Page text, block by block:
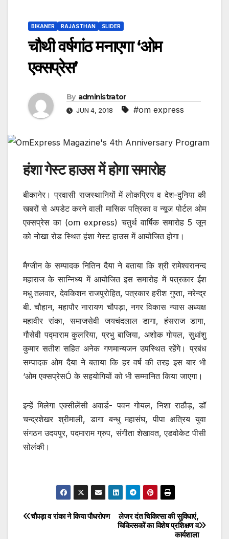
BIKANER RAJASTHAN SLIDER
चौथी वर्षगांठ मनाएगा ‘ओम
एक्सप्रेस’
By administrator
JUN 4, 2018 #om express
हंशा गेस्ट हाउस में होगा समारोह
बीकानेर। प्रवासी राजस्थानियों में लोकप्रिय व देश-दुनिया की
खबरों से अपडेट करने वाली मासिक पत्रिका व न्यूज पोर्टल ओम
एक्सप्रेस का (om express) चतुर्थ वार्षिक समारोह 5 जून
को नोखा रोड स्थित हंशा गेस्ट हाउस में आयोजित होगा।
मैग्जीन के सम्पादक नितिन दैया ने बताया कि श्री रामेश्वरानन्द
महाराज के सान्निध्य में आयोजित इस समारोह में पत्रकार ईश
मधु तलवार, देवकिशन राजपुरोहित, पत्रकार हरीश गुप्ता, नरेन्द्र
बी. चौहान, महापौर नारायण चौपड़ा, नगर विकास न्यास अध्यक्ष
महावीर रांका, समाजसेवी जयचंदलाल डागा, हंसराज डागा,
गौसेवी पद्माराम कुलरिया, प्रभु बाजिया, अशोक गोयल, सुधांशु
कुमार सतीश सहित अनेक गणमान्यजन उपस्थित रहेंगे। प्रबंध
सम्पादक ओम दैया ने बताया कि हर वर्ष की तरह इस बार भी
‘ओम एक्सप्रेसÓ के सहयोगियों को भी सम्मानित किया जाएगा।
इन्हें मिलेगा एक्सीलेंसी अवार्ड- पवन गोयल, निशा राठौड़, डॉ
चन्द्रशेखर श्रीमाली, डागा बन्धु महासंघ, पीपा क्षत्रिय युवा
संगठन उदयपुर, पदमाराम ग्रुप, संगीता शेखावत, एडवोकेट पीसी
सोलंकी।
Post
लेजर दंत चिकित्सा की सुविधाएं,
चिकित्सकों का विशेष प्रशिक्षण व
कार्यशाला
चौपड़ा व रांका ने किया पौधरोपण